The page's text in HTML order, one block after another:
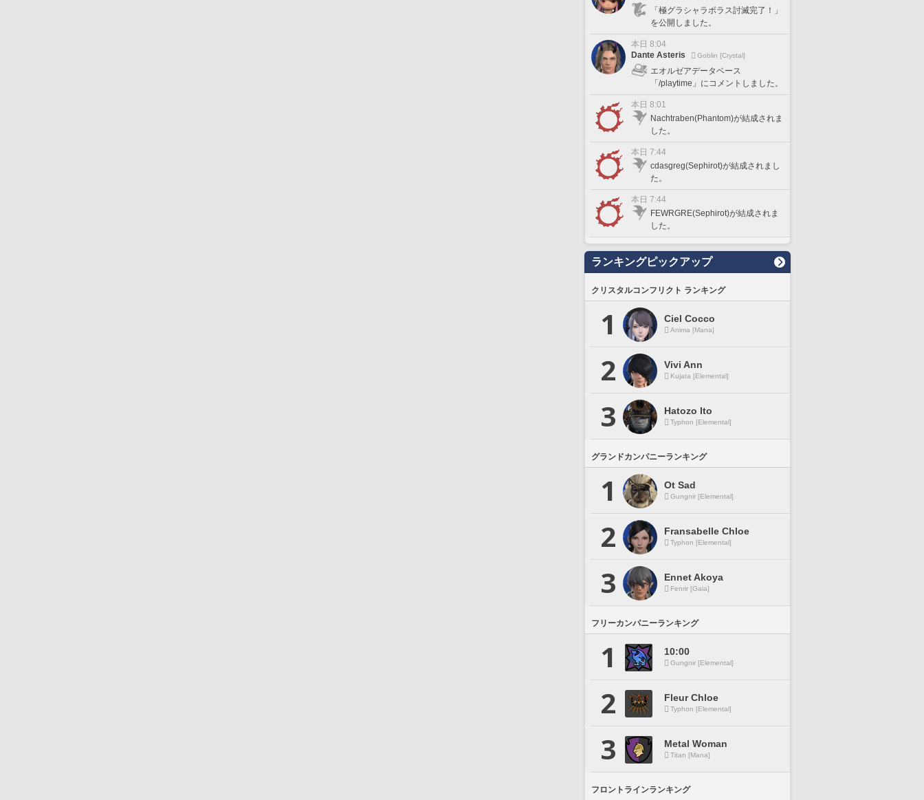
「極グラシャラボラス討滅完了！」
を公開しました。
本日 8:04
Dante Asteris
Goblin [Crystal]
エオルゼアデータベース
「/playtime」にコメントしました。
本日 8:01
Nachtraben(Phantom)が結成されま
した。
本日 7:44
cdasgreg(Sephirot)が結成されまし
た。
本日 7:44
FEWRGRE(Sephirot)が結成されま
した。
ランキングピックアップ
クリスタルコンフリクト ランキング
1 Ciel Cocco
Anima [Mana]
2 Vivi Ann
Kujata [Elemental]
3 Hatozo Ito
Typhon [Elemental]
グランドカンパニーランキング
1 Ot Sad
Gungnir [Elemental]
2 Fransabelle Chloe
Typhon [Elemental]
3 Ennet Akoya
Fenrir [Gaia]
フリーカンパニーランキング
1 10:00
Gungnir [Elemental]
2 Fleur Chloe
Typhon [Elemental]
3 Metal Woman
Titan [Mana]
フロントラインランキング